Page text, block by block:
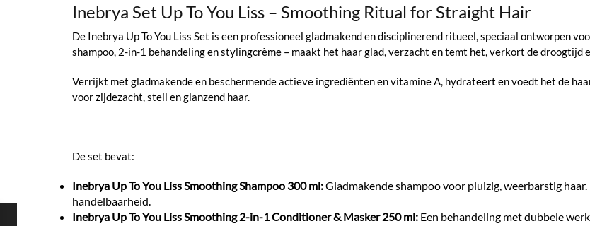
Inebrya Set Up To You Liss – Smoothing Ritual for Straight Hair
De Inebrya Up To You Liss Set is een professioneel gladmakend en disciplinerend ritueel, speciaal ontworpen
shampoo, 2-in-1 behandeling en stylingcrème – maakt het haar glad, verzacht en temt het, verkort de droogtijd
Verrijkt met gladmakende en beschermende actieve ingrediënten en vitamine A, hydrateert en voedt het de
voor zijdezacht, steil en glanzend haar.
De set bevat:
Inebrya Up To You Liss Smoothing Shampoo 300 ml:Gladmakende shampoo voor pluizig, weerbarstig
handelbaarheid.
Inebrya Up To You Liss Smoothing 2-in-1 Conditioner & Masker 250 ml: Een behandeling met dubbele